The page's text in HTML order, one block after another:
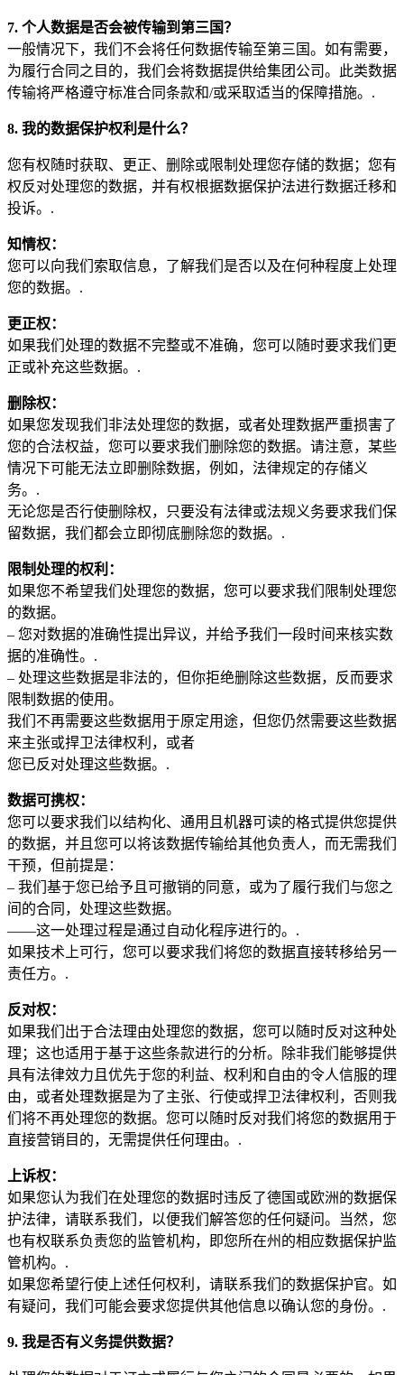
7. 个人数据是否会被传输到第三国？
一般情况下，我们不会将任何数据传输至第三国。如有需要，
为履行合同之目的，我们会将数据提供给集团公司。此类数据
传输将严格遵守标准合同条款和/或采取适当的保障措施。.
8. 我的数据保护权利是什么？
您有权随时获取、更正、删除或限制处理您存储的数据；您有
权反对处理您的数据，并有权根据数据保护法进行数据迁移和
投诉。.
知情权：
您可以向我们索取信息，了解我们是否以及在何种程度上处理
您的数据。.
更正权：
如果我们处理的数据不完整或不准确，您可以随时要求我们更
正或补充这些数据。.
删除权：
如果您发现我们非法处理您的数据，或者处理数据严重损害了
您的合法权益，您可以要求我们删除您的数据。请注意，某些
情况下可能无法立即删除数据，例如，法律规定的存储义
务。.
无论您是否行使删除权，只要没有法律或法规义务要求我们保
留数据，我们都会立即彻底删除您的数据。.
限制处理的权利：
如果您不希望我们处理您的数据，您可以要求我们限制处理您
的数据。
– 您对数据的准确性提出异议，并给予我们一段时间来核实数
据的准确性。.
– 处理这些数据是非法的，但你拒绝删除这些数据，反而要求
限制数据的使用。
我们不再需要这些数据用于原定用途，但您仍然需要这些数据
来主张或捍卫法律权利，或者
您已反对处理这些数据。.
数据可携权：
您可以要求我们以结构化、通用且机器可读的格式提供您提供
的数据，并且您可以将该数据传输给其他负责人，而无需我们
干预，但前提是：
– 我们基于您已给予且可撤销的同意，或为了履行我们与您之
间的合同，处理这些数据。
——这一处理过程是通过自动化程序进行的。.
如果技术上可行，您可以要求我们将您的数据直接转移给另一
责任方。.
反对权：
如果我们出于合法理由处理您的数据，您可以随时反对这种处
理；这也适用于基于这些条款进行的分析。除非我们能够提供
具有法律效力且优先于您的利益、权利和自由的令人信服的理
由，或者处理数据是为了主张、行使或捍卫法律权利，否则我
们将不再处理您的数据。您可以随时反对我们将您的数据用于
直接营销目的，无需提供任何理由。.
上诉权：
如果您认为我们在处理您的数据时违反了德国或欧洲的数据保
护法律，请联系我们，以便我们解答您的任何疑问。当然，您
也有权联系负责您的监管机构，即您所在州的相应数据保护监
管机构。.
如果您希望行使上述任何权利，请联系我们的数据保护官。如
有疑问，我们可能会要求您提供其他信息以确认您的身份。.
9. 我是否有义务提供数据？